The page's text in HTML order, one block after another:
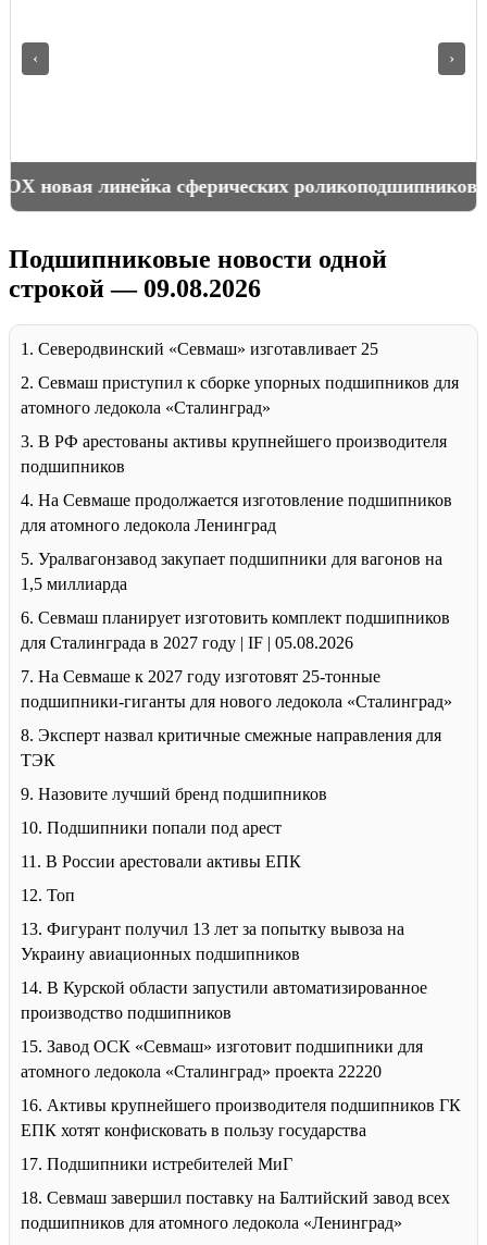
Как измерить подшипник
‹ ›
Подшипниковые новости одной
строкой — 09.08.2026
1. Северодвинский «Севмаш» изготавливает 25
2. Севмаш приступил к сборке упорных подшипников для
атомного ледокола «Сталинград»
3. В РФ арестованы активы крупнейшего производителя
подшипников
4. На Севмаше продолжается изготовление подшипников
для атомного ледокола Ленинград
5. Уралвагонзавод закупает подшипники для вагонов на
1,5 миллиарда
6. Севмаш планирует изготовить комплект подшипников
для Сталинграда в 2027 году | IF | 05.08.2026
7. На Севмаше к 2027 году изготовят 25-тонные
подшипники-гиганты для нового ледокола «Сталинград»
8. Эксперт назвал критичные смежные направления для
ТЭК
9. Назовите лучший бренд подшипников
10. Подшипники попали под арест
11. В России арестовали активы ЕПК
12. Топ
13. Фигурант получил 13 лет за попытку вывоза на
Украину авиационных подшипников
14. В Курской области запустили автоматизированное
производство подшипников
15. Завод ОСК «Севмаш» изготовит подшипники для
атомного ледокола «Сталинград» проекта 22220
16. Активы крупнейшего производителя подшипников ГК
ЕПК хотят конфисковать в пользу государства
17. Подшипники истребителей МиГ
18. Севмаш завершил поставку на Балтийский завод всех
подшипников для атомного ледокола «Ленинград»